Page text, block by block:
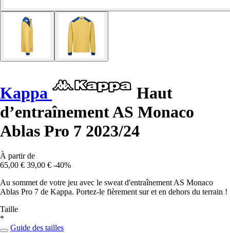
Kappa
Haut
d’entraînement AS Monaco
Ablas Pro 7 2023/24
À partir de
65,00 € 39,00 € -40%
Au sommet de votre jeu avec le sweat d'entraînement AS Monaco
Ablas Pro 7 de Kappa. Portez-le fièrement sur et en dehors du terrain !
Taille
*
Guide des tailles